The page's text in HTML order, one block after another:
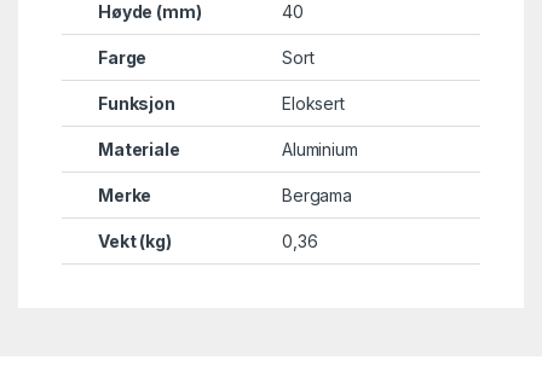
Høyde (mm) 40
Farge Sort
Funksjon Eloksert
Materiale Aluminium
Merke Bergama
Vekt (kg) 0,36